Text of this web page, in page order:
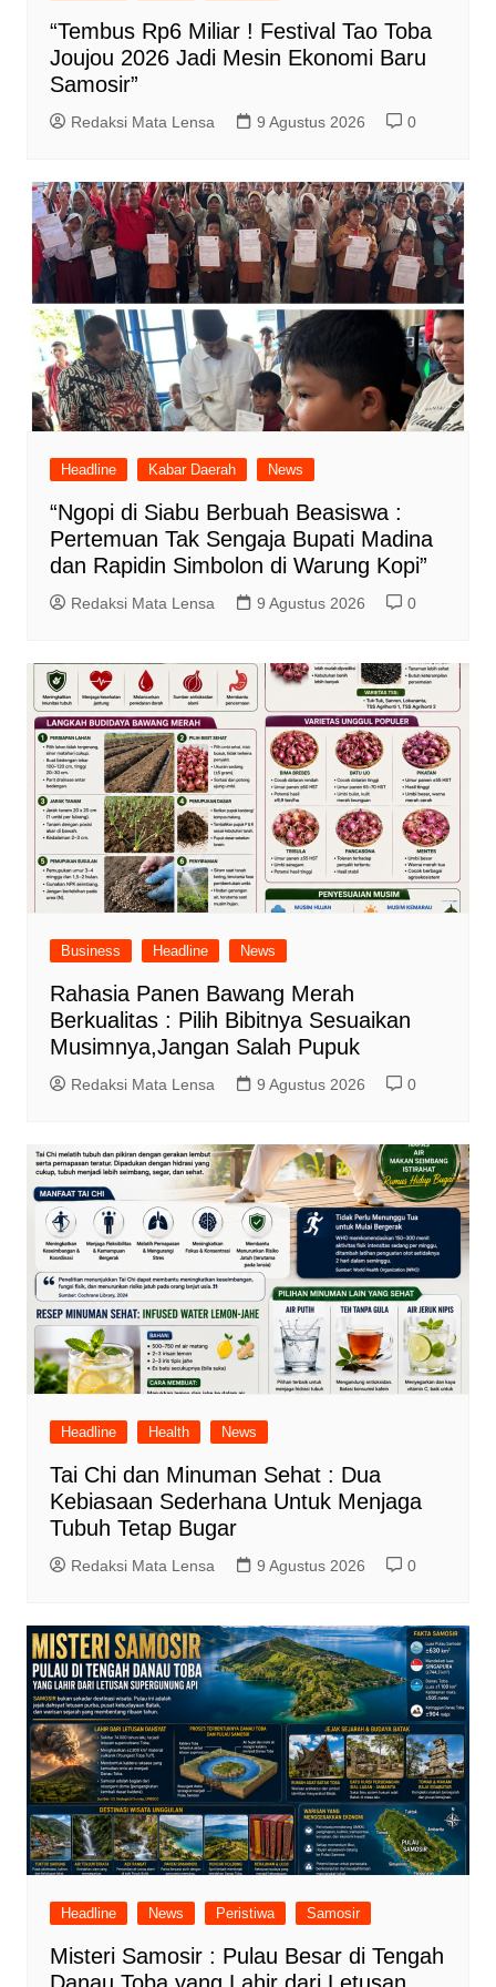
“Tembus Rp6 Miliar ! Festival Tao Toba
Joujou 2026 Jadi Mesin Ekonomi Baru
Samosir”
Redaksi Mata Lensa 9 Agustus 2026 0
Headline Kabar Daerah News
“Ngopi di Siabu Berbuah Beasiswa :
Pertemuan Tak Sengaja Bupati Madina
dan Rapidin Simbolon di Warung Kopi”
Redaksi Mata Lensa 9 Agustus 2026 0
Business Headline News
Rahasia Panen Bawang Merah
Berkualitas : Pilih Bibitnya Sesuaikan
Musimnya,Jangan Salah Pupuk
Redaksi Mata Lensa 9 Agustus 2026 0
Headline Health News
Tai Chi dan Minuman Sehat : Dua
Kebiasaan Sederhana Untuk Menjaga
Tubuh Tetap Bugar
Redaksi Mata Lensa 9 Agustus 2026 0
Headline News Peristiwa Samosir
Misteri Samosir : Pulau Besar di Tengah